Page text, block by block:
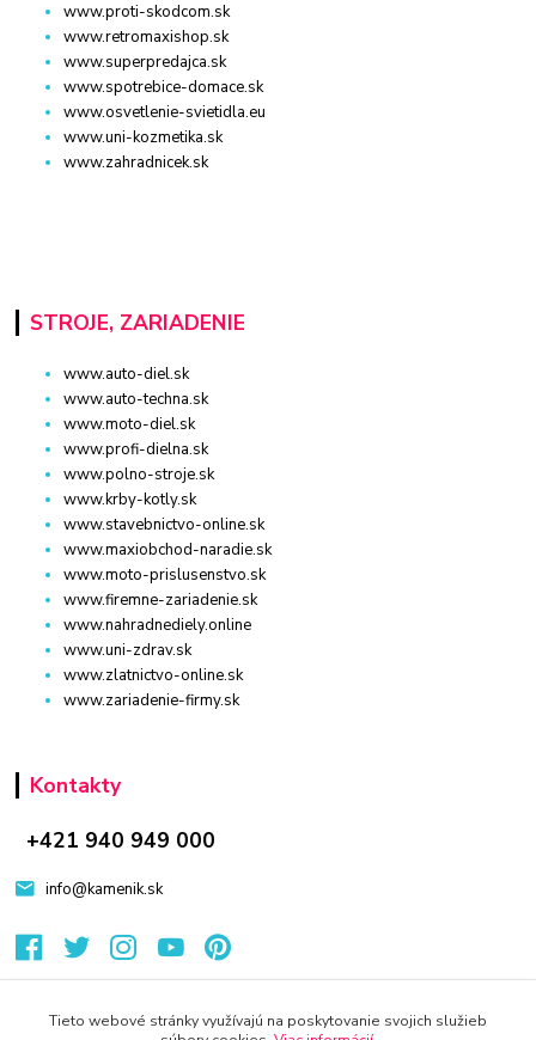
www.proti-skodcom.sk
www.retromaxishop.sk
www.superpredajca.sk
www.spotrebice-domace.sk
www.osvetlenie-svietidla.eu
www.uni-kozmetika.sk
www.zahradnicek.sk
STROJE, ZARIADENIE
www.auto-diel.sk
www.auto-techna.sk
www.moto-diel.sk
www.profi-dielna.sk
www.polno-stroje.sk
www.krby-kotly.sk
www.stavebnictvo-online.sk
www.maxiobchod-naradie.sk
www.moto-prislusenstvo.sk
www.firemne-zariadenie.sk
www.nahradnediely.online
www.uni-zdrav.sk
www.zlatnictvo-online.sk
www.zariadenie-firmy.sk
Kontakty
+421 940 949 000
info@kamenik.sk
Tieto webové stránky využívajú na poskytovanie svojich služieb